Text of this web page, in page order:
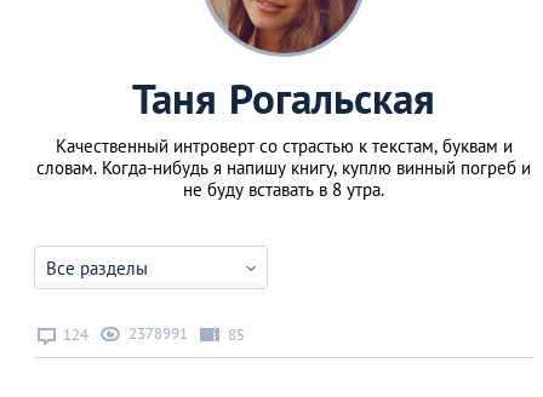
Таня Рогальская
Качественный интроверт со страстью к текстам, буквам и
словам. Когда-нибудь я напишу книгу, куплю винный погреб и
не буду вставать в 8 утра.
Все разделы
124 2378991 85